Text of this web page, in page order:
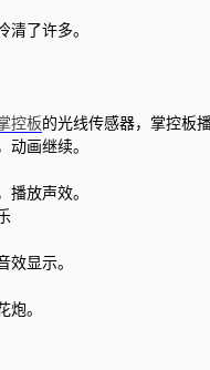
清了许多。
控板的光线传感器，掌控板
动画继续。
播放声效。
效显示。
炮。